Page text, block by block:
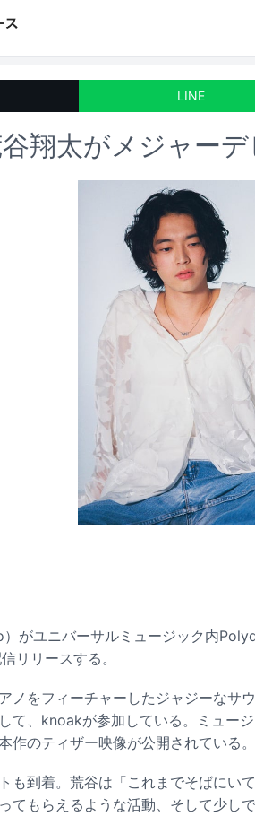
LINE
翔太がメジャー
がユニバーサルミュージック内
リリースする。
ノをフィーチャーしたジャジーなサ
て、knoakが参加している。ミュー
作のティザー映像が公開されている。
も到着。荒谷は「これまでそばにい
てもらえるような活動、そして少し